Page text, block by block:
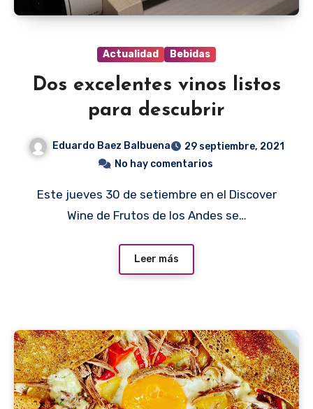
Actualidad Bebidas
Dos excelentes vinos listos
para descubrir
Eduardo Baez Balbuena
29 septiembre, 2021
No hay comentarios
Este jueves 30 de setiembre en el Discover
Wine de Frutos de los Andes se…
Leer más